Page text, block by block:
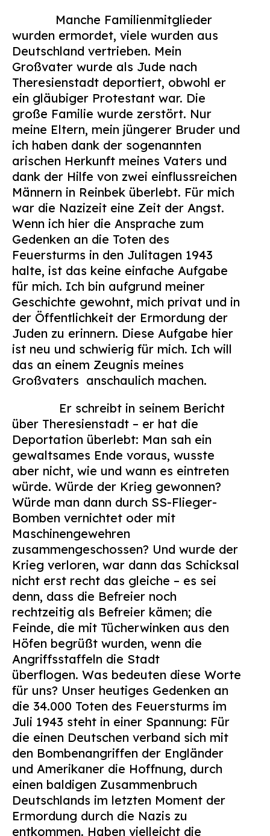
Manche Familienmitglieder
wurden ermordet, viele wurden aus
Deutschland vertrieben. Mein
Großvater wurde als Jude nach
Theresienstadt deportiert, obwohl er
ein gläubiger Protestant war. Die
große Familie wurde zerstört. Nur
meine Eltern, mein jüngerer Bruder und
ich haben dank der sogenannten
arischen Herkunft meines Vaters und
dank der Hilfe von zwei einflussreichen
Männern in Reinbek überlebt. Für mich
war die Nazizeit eine Zeit der Angst.
Wenn ich hier die Ansprache zum
Gedenken an die Toten des
Feuersturms in den Julitagen 1943
halte, ist das keine einfache Aufgabe
für mich. Ich bin aufgrund meiner
Geschichte gewohnt, mich privat und in
der Öffentlichkeit der Ermordung der
Juden zu erinnern. Diese Aufgabe hier
ist neu und schwierig für mich. Ich will
das an einem Zeugnis meines
Großvaters anschaulich machen.
Er schreibt in seinem Bericht
über Theresienstadt – er hat die
Deportation überlebt: Man sah ein
gewaltsames Ende voraus, wusste
aber nicht, wie und wann es eintreten
würde. Würde der Krieg gewonnen?
Würde man dann durch SS-Flieger-
Bomben vernichtet oder mit
Maschinengewehren
zusammengeschossen? Und wurde der
Krieg verloren, war dann das Schicksal
nicht erst recht das gleiche – es sei
denn, dass die Befreier noch
rechtzeitig als Befreier kämen; die
Feinde, die mit Tücherwinken aus den
Höfen begrüßt wurden, wenn die
Angriffsstaffeln die Stadt
überflogen. Was bedeuten diese Worte
für uns? Unser heutiges Gedenken an
die 34.000 Toten des Feuersturms im
Juli 1943 steht in einer Spannung: Für
die einen Deutschen verband sich mit
den Bombenangriffen der Engländer
und Amerikaner die Hoffnung, durch
einen baldigen Zusammenbruch
Deutschlands im letzten Moment der
Ermordung durch die Nazis zu
entkommen. Haben vielleicht die